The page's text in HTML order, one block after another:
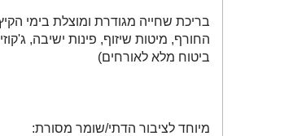
בריכת שחייה מגודרת ומוצלת בימי
החורף, מיטות שיזוף, פינות ישיבה,
ביטוח מלא לאורחים)
מיוחד לציבור הדתי/שומר מסורת: